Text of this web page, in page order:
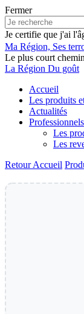
Fermer
Je certifie que j'ai
Ma Région, Ses
Le plus court
La Région Du goût
Accueil
Les produits
Actualités
Professionnels
Les
Les
RetourAccueil